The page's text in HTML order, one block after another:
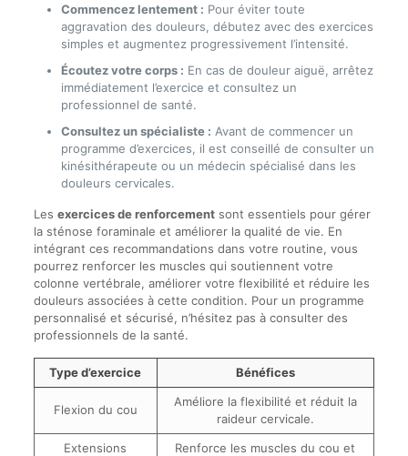
Commencez lentement : Pour éviter toute
aggravation des douleurs, débutez avec des exercices
simples et augmentez progressivement l’intensité.
Écoutez votre corps : En cas de douleur aiguë, arrêtez
immédiatement l’exercice et consultez un
professionnel de santé.
Consultez un spécialiste : Avant de commencer un
programme d’exercices, il est conseillé de consulter un
kinésithérapeute ou un médecin spécialisé dans les
douleurs cervicales.
Les exercices de renforcementsont essentiels pour gérer
la sténose foraminale et améliorer la qualité de vie. En
intégrant ces recommandations dans votre routine, vous
pourrez renforcer les muscles qui soutiennent votre
colonne vertébrale, améliorer votre flexibilité et réduire les
douleurs associées à cette condition. Pour un programme
personnalisé et sécurisé, n’hésitez pas à consulter des
professionnels de la santé.
Type d’exercice Bénéfices
Flexion du cou
Améliore la flexibilité et réduit la
raideur cervicale.
Extensions
Renforce les muscles du cou et